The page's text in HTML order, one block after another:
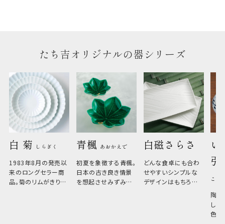
のしについて
のしについてはこちらをご覧ください
たち吉オリジナルの器シリーズ
白 菊 しらぎく
1983年8月の発売以
来のロングセラー商
品。菊のリムがきりっ
青楓 あおかえで
初夏を象徴する青楓。
日本の古き良き情景
を想起させみずみず
白磁さらさ
どんな食卓にも合わ
せやすいシンプルな
デザインはもちろん、
い
こひ
陶器
しい
色の